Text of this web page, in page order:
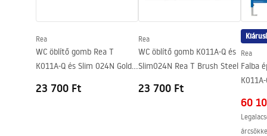
180
mm
Ülőke tartozék
Igen, a WC
Rea
WC öblítő gomb Rea T
K011A-Q és Slim 024N Gold
23 700 Ft
Rea
WC öblítő gomb K011A-Q és
Slim024N Rea T Brush Steel
23 700 Ft
Rea
Falba
K011A-
60